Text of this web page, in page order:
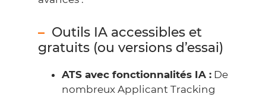
Outils IA accessibles et
gratuits (ou versions d’essai)
ATS avec fonctionnalités IA : De
nombreux Applicant Tracking